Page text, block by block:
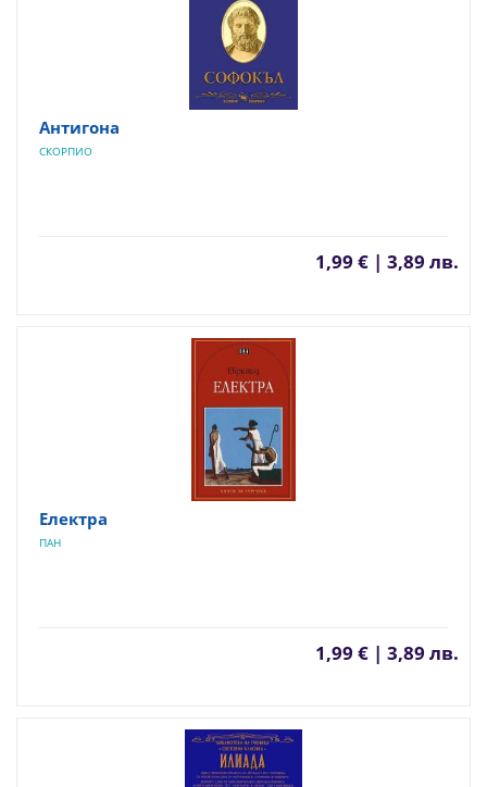
Антигона
СКОРПИО
1,99 € | 3,89 лв.
Електра
ПАН
1,99 € | 3,89 лв.